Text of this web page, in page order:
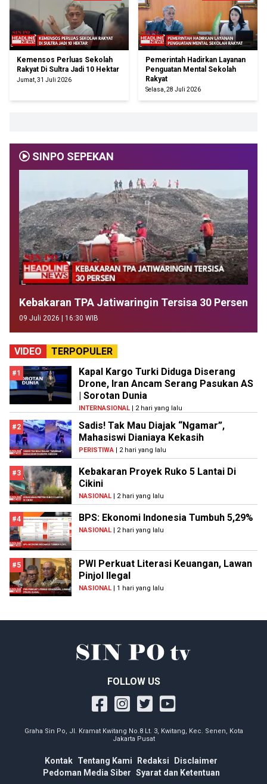
Kemensos Perluas Sekolah
Rakyat Di Sultra Jadi 10 Hektar
Jumat, 31 Juli 2026
Pemerintah Hadirkan Layanan
Penguatan Mental Sekolah
Rakyat
Selasa, 28 Juli 2026
SINPO SEPEKAN
Kebakaran TPA Jatiwaringin Tersisa 30 Persen
09 Juli 2026 | 16:30 WIB
VIDEO TERPOPULER
#1
Kapal Kargo Turki Diduga Diserang
Drone, Iran Ancam Serang Pasukan AS
| Sorotan Dunia
INTERNASIONAL | 2 hari yang lalu
#2
Sadis! Tak Mau Diajak “Ngamar”,
Mahasiswi Dianiaya Kekasih
PERISTIWA | 2 hari yang lalu
#3
Kebakaran Proyek Ruko 5 Lantai Di
Cikini
NASIONAL | 2 hari yang lalu
#4 BPS: Ekonomi Indonesia Tumbuh 5,29%
NASIONAL | 2 hari yang lalu
#5
PWI Perkuat Literasi Keuangan, Lawan
Pinjol Ilegal
NASIONAL | 1 hari yang lalu
FOLLOW US
Graha Sin Po, Jl. Kramat Kwitang No.8 Lt. 3, Kwitang, Kec. Senen, Kota
Jakarta Pusat
Kontak Tentang Kami Redaksi
Disclaimer
Pedoman Media Siber Syarat dan Ketentuan